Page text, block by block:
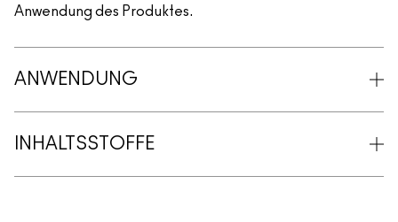
Anwendung des Produktes.
ANWENDUNG
INHALTSSTOFFE